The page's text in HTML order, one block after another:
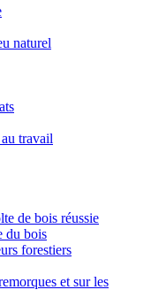
naturel
travail
de bois réussie
du bois
forestiers
et sur les